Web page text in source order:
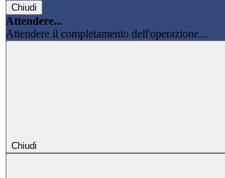
Chiudi
Attendere...
Attendere il completamento dell'operazione...
Chiudi